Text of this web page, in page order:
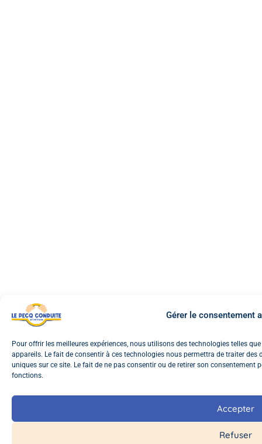
Gérer le consentement
Pour offrir les meilleures expériences, nous utilisons des technologies telles
appareils. Le fait de consentir à ces technologies nous permettra de traiter
uniques sur ce site. Le fait de ne pas consentir ou de retirer son
fonctions.
Accepter
Refuser